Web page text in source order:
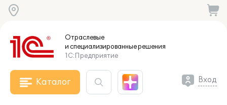
Отраслевые
и специализированныерешения
1С:Предприятие
Каталог Вход